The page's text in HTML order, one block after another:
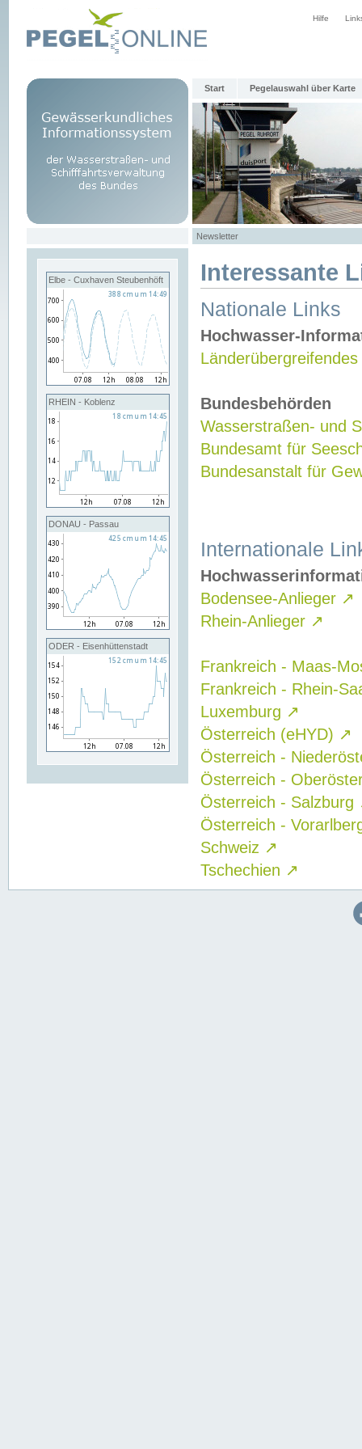
Hilfe
Start Pegelauswahl über Karte
Newsletter
Elbe - Cuxhaven Steubenhöft
RHEIN - Koblenz
DONAU - Passau
ODER - Eisenhüttenstadt
Interessante
Nationale Links
Hochwasser-
Bundesbehörden
Wasserstraßen- und
Bundesamt für
Bundesanstalt für
Internationale
Bodensee-Anlieger ↗
Rhein-Anlieger ↗
Frankreich - Maas-
Frankreich - Rhein-
Luxemburg ↗
Österreich (eHYD) ↗
Österreich -
Österreich -
Österreich - Salzburg
Österreich -
Schweiz ↗
Tschechien ↗